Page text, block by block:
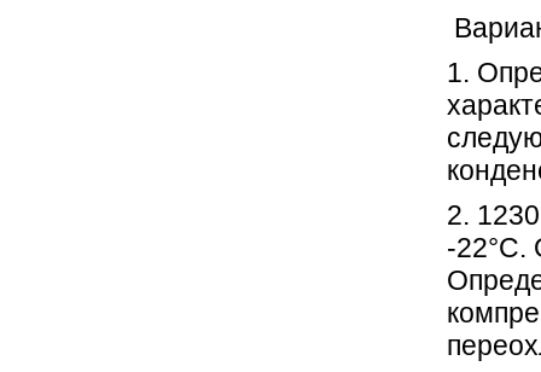
1.
2.
-22°С.